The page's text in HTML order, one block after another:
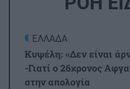
ΕΛΛΑΔΑ
Κυψέλη: «Δεν είναι
-Γιατί ο 26χρονος
στην απολογία